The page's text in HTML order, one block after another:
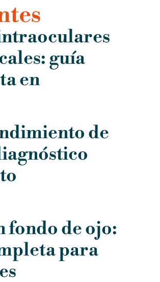
guía
en
de
fondo de ojo:
para